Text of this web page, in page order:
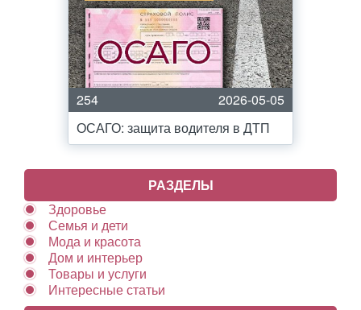
254
2026-05-05
ОСАГО: защита водителя в ДТП
РАЗДЕЛЫ
Здоровье
Семья и дети
Мода и красота
Дом и интерьер
Товары и услуги
Интересные статьи